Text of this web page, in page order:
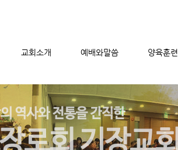
교회소개 예배와말씀 양육훈련
메뉴 건너뛰기